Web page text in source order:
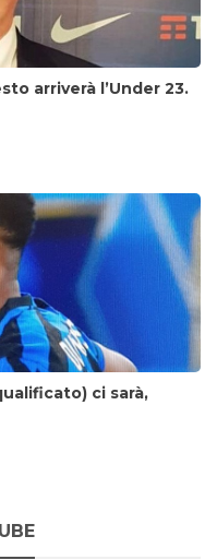
arriverà l’Under 23.
ci sarà,